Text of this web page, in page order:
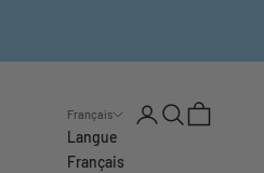
Français
Langue
Français
Ouvrir le compte
Ouvrir la
Voir le